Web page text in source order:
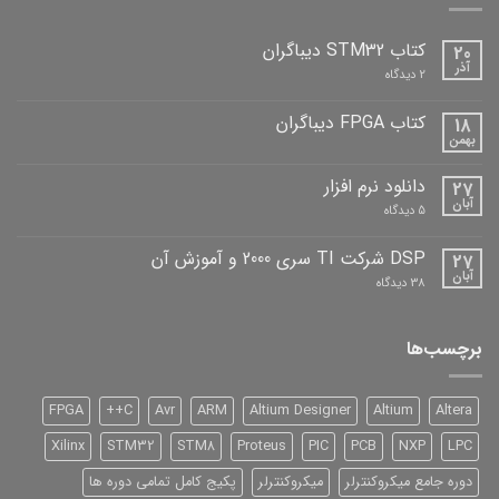
20
آذر
کتاب STM32 دیباگران
2 دیدگاه برای
دیباگران 18
بهمن
کتاب FPGA دیباگران
کتاب
FPGA
دیباگران
ثبت
نشده 27
آبان
دانلود نرم افزار
5 دیدگاه برای
افزار 27
آبان
DSP شرکت TI سری 2000 و آموزش آن
38 دیدگاه برای
آن
برچسب‌ها
Altera
Altium
Altium Designer
ARM
Avr
C++
FPGA
LPC
NXP
PCB
PIC
Proteus
STM8
STM32
Xilinx
دوره جامع میکروکنترلر
میکروکنترلر پکیج کامل تمامی دوره ها